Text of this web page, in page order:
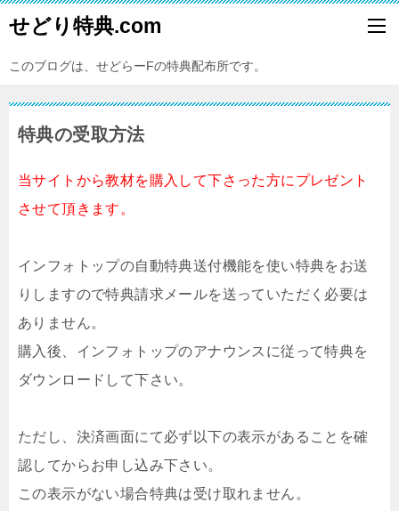
せどり特典.com
このブログは、せどらーFの特典配布所です。
特典の受取方法
当サイトから教材を購入して下さった方にプレゼント
させて頂きます。
インフォトップの自動特典送付機能を使い特典をお送
りしますので特典請求メールを送っていただく必要は
ありません。
購入後、インフォトップのアナウンスに従って特典を
ダウンロードして下さい。
ただし、決済画面にて必ず以下の表示があることを確
認してからお申し込み下さい。
この表示がない場合特典は受け取れません。